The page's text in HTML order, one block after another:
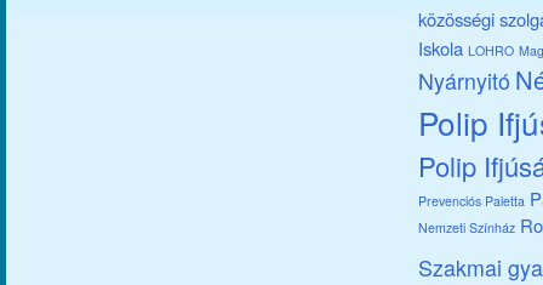
közösségi
Iskola LOHRO
Nyárnyitó
Polip
Polip
Prevenciós Paletta
Nemzeti Színház
Szakmai